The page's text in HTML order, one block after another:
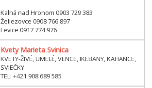
Kalná nad Hronom 0903 729 383
Želiezovce 0908 766 897
Levice 0917 774 976
Kvety Marieta Svinica
KVETY-ŽIVÉ, UMELÉ, VENCE, IKEBANY, KAHANCE,
SVIEČKY
TEL: +421 908 689 585